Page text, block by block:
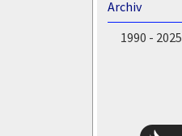
Archiv
1990 - 2025